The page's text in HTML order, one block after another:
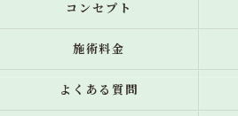
コンセプト
施術料金
よくある質問